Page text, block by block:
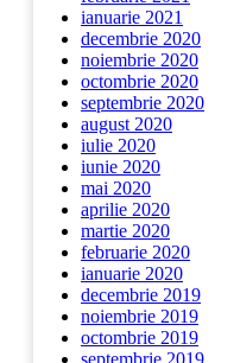
ianuarie 2021
decembrie 2020
noiembrie 2020
octombrie 2020
septembrie 2020
august 2020
iulie 2020
iunie 2020
mai 2020
aprilie 2020
martie 2020
februarie 2020
ianuarie 2020
decembrie 2019
noiembrie 2019
octombrie 2019
septembrie 2019